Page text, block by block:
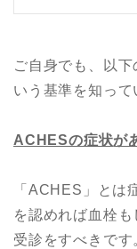
ご自身でも、以
いう基準を知って
ACHESの症状が
「ACHES」とは
を認めれば血栓も
受診をすべきです